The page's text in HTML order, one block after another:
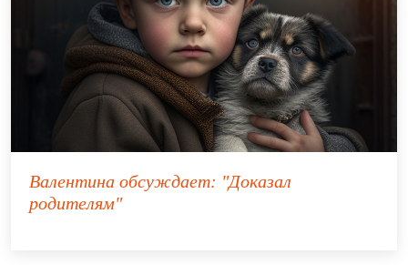
Валентина обсуждает: "Доказал
родителям"